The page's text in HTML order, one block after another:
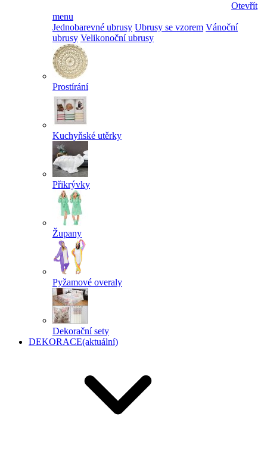
Otevřít
menu
Jednobarevné ubrusy Ubrusy se vzorem Vánoční
ubrusy Velikonoční ubrusy
Prostírání
Kuchyňské utěrky
Přikrývky
Župany
Pyžamové overaly
Dekorační sety
DEKORACE(aktuální)